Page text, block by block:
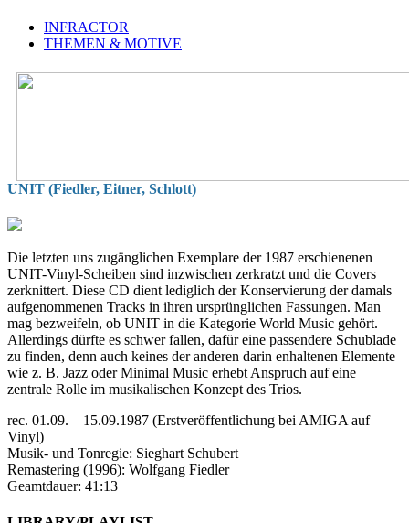
INFRACTOR
THEMEN & MOTIVE
UNIT (Fiedler, Eitner, Schlott)
Die letzten uns zugänglichen Exemplare der 1987 erschienenen
UNIT-Vinyl-Scheiben sind inzwischen zerkratzt und die Covers
zerknittert. Diese CD dient lediglich der Konservierung der damals
aufgenommenen Tracks in ihren ursprünglichen Fassungen. Man
mag bezweifeln, ob UNIT in die Kategorie World Music gehört.
Allerdings dürfte es schwer fallen, dafür eine passendere Schublade
zu finden, denn auch keines der anderen darin enhaltenen Elemente
wie z. B. Jazz oder Minimal Music erhebt Anspruch auf eine
zentrale Rolle im musikalischen Konzept des Trios.
rec. 01.09. – 15.09.1987 (Erstveröffentlichung bei AMIGA auf
Vinyl)
Musik- und Tonregie: Sieghart Schubert
Remastering (1996): Wolfgang Fiedler
Geamtdauer: 41:13